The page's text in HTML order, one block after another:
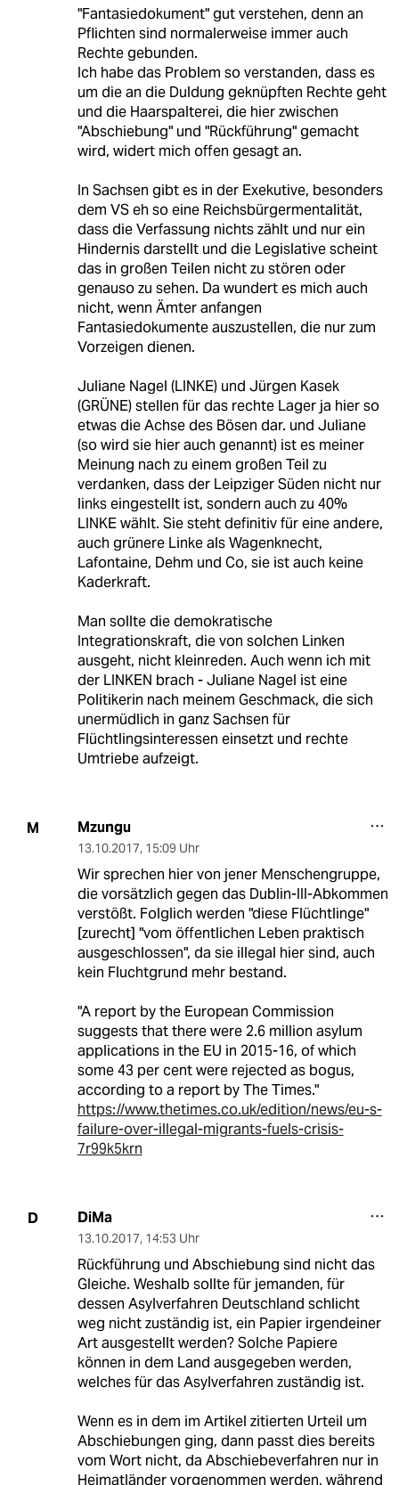
"Fantasiedokument" gut verstehen, denn an
Pflichten sind normalerweise immer auch
Rechte gebunden.
Ich habe das Problem so verstanden, dass es
um die an die Duldung geknüpften Rechte geht
und die Haarspalterei, die hier zwischen
"Abschiebung" und "Rückführung" gemacht
wird, widert mich offen gesagt an.
In Sachsen gibt es in der Exekutive, besonders
dem VS eh so eine Reichsbürgermentalität,
dass die Verfassung nichts zählt und nur ein
Hindernis darstellt und die Legislative scheint
das in großen Teilen nicht zu stören oder
genauso zu sehen. Da wundert es mich auch
nicht, wenn Ämter anfangen
Fantasiedokumente auszustellen, die nur zum
Vorzeigen dienen.
Juliane Nagel (LINKE) und Jürgen Kasek
(GRÜNE) stellen für das rechte Lager ja hier so
etwas die Achse des Bösen dar. und Juliane
(so wird sie hier auch genannt) ist es meiner
Meinung nach zu einem großen Teil zu
verdanken, dass der Leipziger Süden nicht nur
links eingestellt ist, sondern auch zu 40%
LINKE wählt. Sie steht definitiv für eine andere,
auch grünere Linke als Wagenknecht,
Lafontaine, Dehm und Co, sie ist auch keine
Kaderkraft.
Man sollte die demokratische
Integrationskraft, die von solchen Linken
ausgeht, nicht kleinreden. Auch wenn ich mit
der LINKEN brach - Juliane Nagel ist eine
Politikerin nach meinem Geschmack, die sich
unermüdlich in ganz Sachsen für
Flüchtlingsinteressen einsetzt und rechte
Umtriebe aufzeigt.
M Mzungu
13.10.2017, 15:09 Uhr
Wir sprechen hier von jener Menschengruppe,
die vorsätzlich gegen das Dublin-III-Abkommen
verstößt. Folglich werden "diese Flüchtlinge"
[zurecht] "vom öffentlichen Leben praktisch
ausgeschlossen", da sie illegal hier sind, auch
kein Fluchtgrund mehr bestand.
"A report by the European Commission
suggests that there were 2.6 million asylum
applications in the EU in 2015-16, of which
some 43 per cent were rejected as bogus,
according to a report by The Times."
https://www.thetimes.co.uk/edition/news/eu-s-
failure-over-illegal-migrants-fuels-crisis-
7r99k5krn
D DiMa
13.10.2017, 14:53 Uhr
Rückführung und Abschiebung sind nicht das
Gleiche. Weshalb sollte für jemanden, für
dessen Asylverfahren Deutschland schlicht
weg nicht zuständig ist, ein Papier irgendeiner
Art ausgestellt werden? Solche Papiere
können in dem Land ausgegeben werden,
welches für das Asylverfahren zuständig ist.
Wenn es in dem im Artikel zitierten Urteil um
Abschiebungen ging, dann passt dies bereits
vom Wort nicht, da Abschiebeverfahren nur in
Heimatländer vorgenommen werden, während